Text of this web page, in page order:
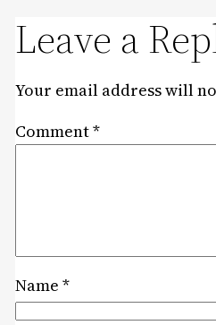
Leave a
Your email address will
Comment*
Name *